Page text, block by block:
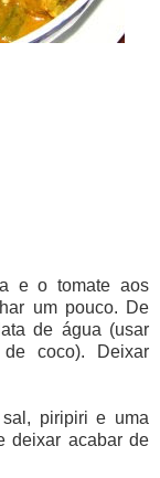
e o tomate aos
um pouco. De
de água (usar
coco). Deixar
piripiri e uma
deixar acabar de